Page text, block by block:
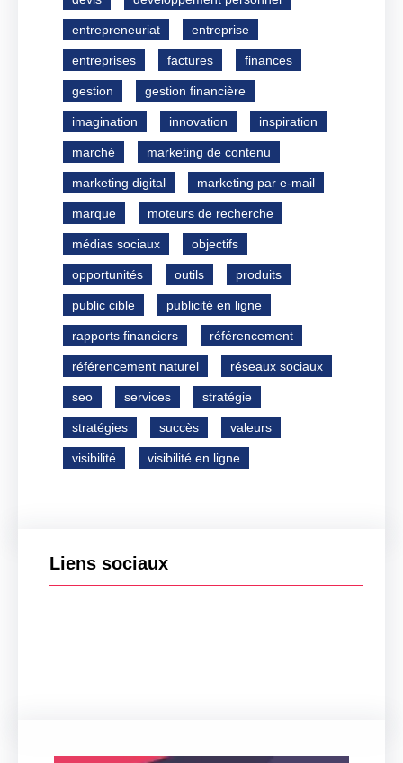
entrepreneuriat entreprise
entreprises factures finances
gestion gestion financière
imagination innovation inspiration
marché marketing de contenu
marketing digital marketing par e-mail
marque moteurs de recherche
médias sociaux objectifs
opportunités outils produits
public cible publicité en ligne
rapports financiers référencement
référencement naturel réseaux sociaux
seo services stratégie
stratégies succès valeurs
visibilité visibilité en ligne
Liens sociaux